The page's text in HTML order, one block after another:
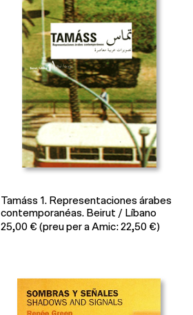
Tamáss 1. Representaciones árabes
contemporanéas. Beirut / Líbano
25,00 € (preu per a Amic: 22,50 €)